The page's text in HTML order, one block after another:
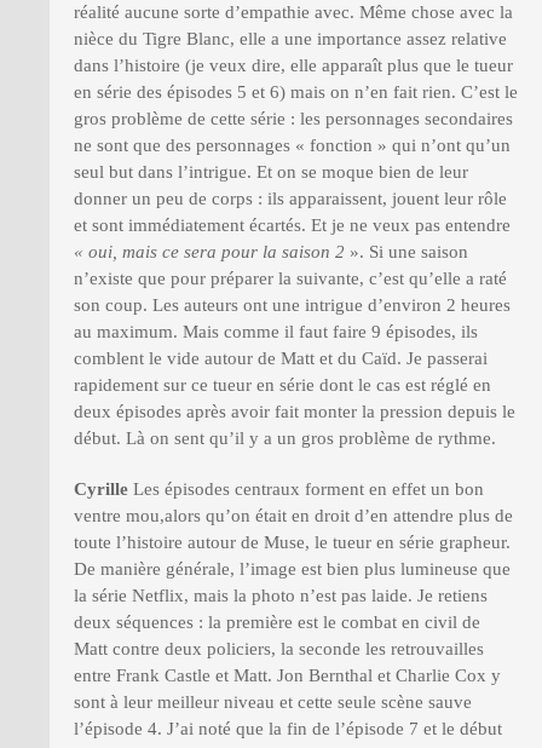
réalité aucune sorte d’empathie avec. Même chose avec la
nièce du Tigre Blanc, elle a une importance assez relative
dans l’histoire (je veux dire, elle apparaît plus que le tueur
en série des épisodes 5 et 6) mais on n’en fait rien. C’est le
gros problème de cette série : les personnages secondaires
ne sont que des personnages « fonction » qui n’ont qu’un
seul but dans l’intrigue. Et on se moque bien de leur
donner un peu de corps : ils apparaissent, jouent leur rôle
et sont immédiatement écartés. Et je ne veux pas entendre
« oui, mais ce sera pour la saison 2 ». Si une saison
n’existe que pour préparer la suivante, c’est qu’elle a raté
son coup. Les auteurs ont une intrigue d’environ 2 heures
au maximum. Mais comme il faut faire 9 épisodes, ils
comblent le vide autour de Matt et du Caïd. Je passerai
rapidement sur ce tueur en série dont le cas est réglé en
deux épisodes après avoir fait monter la pression depuis le
début. Là on sent qu’il y a un gros problème de rythme.
Cyrille Les épisodes centraux forment en effet un bon
ventre mou,alors qu’on était en droit d’en attendre plus de
toute l’histoire autour de Muse, le tueur en série grapheur.
De manière générale, l’image est bien plus lumineuse que
la série Netflix, mais la photo n’est pas laide. Je retiens
deux séquences : la première est le combat en civil de
Matt contre deux policiers, la seconde les retrouvailles
entre Frank Castle et Matt. Jon Bernthal et Charlie Cox y
sont à leur meilleur niveau et cette seule scène sauve
l’épisode 4. J’ai noté que la fin de l’épisode 7 et le début